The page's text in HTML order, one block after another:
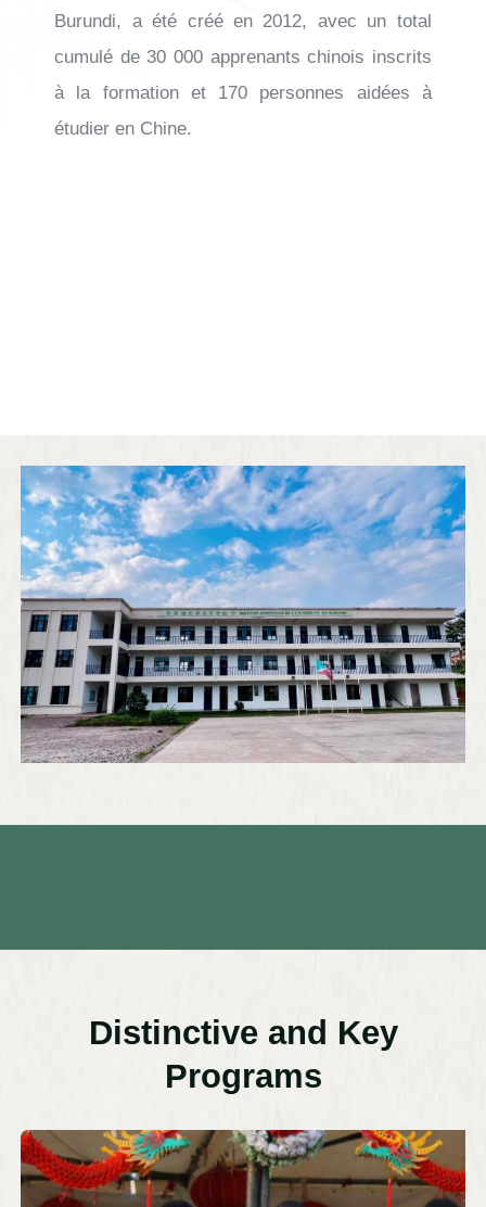
Burundi, a été créé en 2012, avec un total
cumulé de 30 000 apprenants chinois inscrits
à la formation et 170 personnes aidées à
étudier en Chine.
Distinctive and Key
Programs